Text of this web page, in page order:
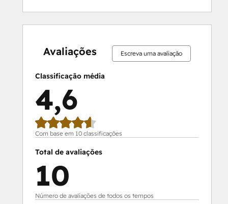
Avaliações Escreva uma avaliação
Classificação média
4,6
Com base em 10 classificações
Total de avaliações
10
Número de avaliações de todos os tempos